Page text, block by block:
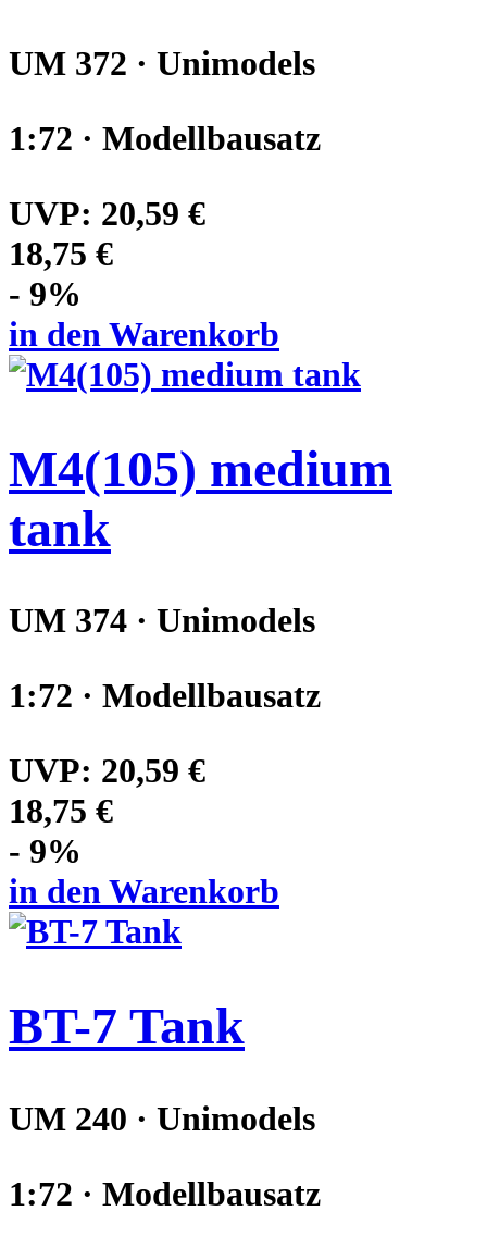
UM 372 · Unimodels
1:72 · Modellbausatz
UVP: 20,59 €
18,75 €
- 9%
in den Warenkorb
M4(105) medium
tank
UM 374 · Unimodels
1:72 · Modellbausatz
UVP: 20,59 €
18,75 €
- 9%
in den Warenkorb
BT-7 Tank
UM 240 · Unimodels
1:72 · Modellbausatz